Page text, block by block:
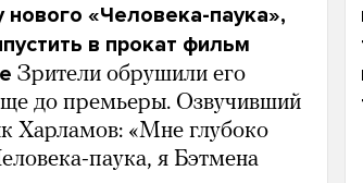
нового «Человека-паука»,
в прокат фильм
Зрители обрушили его
до премьеры. Озвучивший
Харламов: «Мне глубоко
паука, я Бэтмена